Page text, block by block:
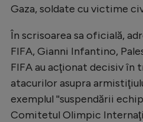
Tenis
Handbal
Natație
Formula 1
Gaza, soldate cu victime
În scrisoarea sa oficială,
FIFA, Gianni Infantino,
FIFA au acţionat decisiv
atacurilor asupra
exemplul ''suspendării
Comitetul Olimpic